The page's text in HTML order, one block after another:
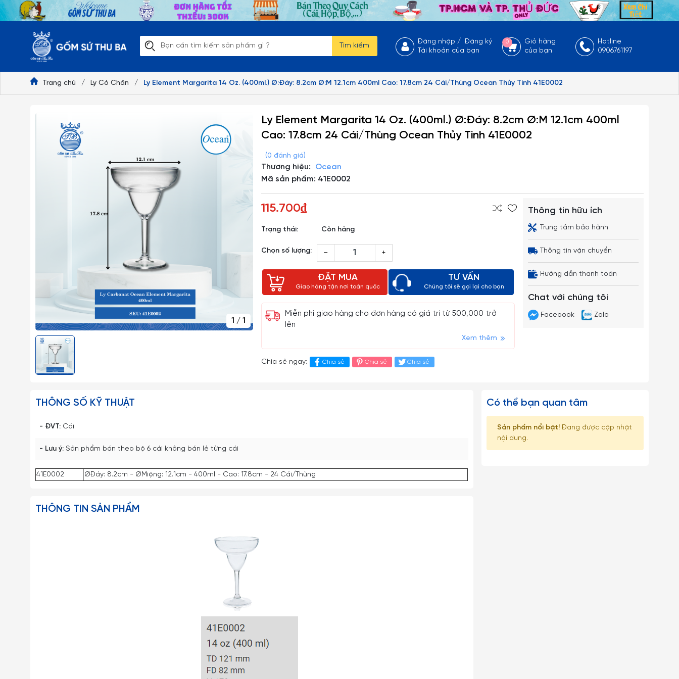
Tìm kiếm
Đăng nhập /Đăng ký
Tài khoản của bạn
0
Giỏ hàng
của bạn
Hotline
0906761197
Trang chủ / Ly Có Chân / Ly Element Margarita 14 Oz. (400ml.) Ø:Đáy: 8.2cm Ø:M 12.1cm 400ml Cao: 17.8cm 24 Cái/Thùng Ocean Thủy Tinh 41E0002
1 /1
Ly Element Margarita 14 Oz. (400ml.) Ø:Đáy: 8.2cm Ø:M 12.1cm 400ml
Cao: 17.8cm 24 Cái/Thùng Ocean Thủy Tinh 41E0002
(0 đánh giá)
Thương hiệu:
Ocean
Mã sản phẩm: 41E0002
115.700₫
Trạng thái: Còn hàng
Chọn số lượng: – +
ĐẶT MUA
Giao hàng tận nơi toàn quốc
TƯ VẤN
Chúng tôi sẽ gọi lại cho bạn
Miễn phí giao hàng cho đơn hàng có giá trị từ 500,000 trở
lên
Xem thêm
Chia sẻ ngay: Chia sẻ Chia sẻ Chia sẻ
Thông tin hữu ích
Trung tâm bảo hành
Thông tin vận chuyển
Hướng dẫn thanh toán
Chat với chúng tôi
Facebook Zalo
THÔNG SỐ KỸ THUẬT
- ĐVT: Cái
- Lưu ý: Sản phẩm bán theo bộ 6 cái không bán lẻ từng cái
41E0002 ØĐáy: 8.2cm - ØMiệng: 12.1cm - 400ml - Cao: 17.8cm - 24 Cái/Thùng
THÔNG TIN SẢN PHẨM
Có thể bạn quan tâm
Sản phẩm nổi bật!Đang được cập nhật
nội dung.